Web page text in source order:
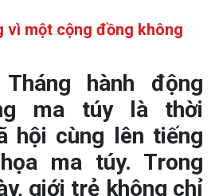
vì một cộng đồng không
hành động
ma túy là thời
hội cùng lên tiếng
ma túy. Trong
giới trẻ không chỉ